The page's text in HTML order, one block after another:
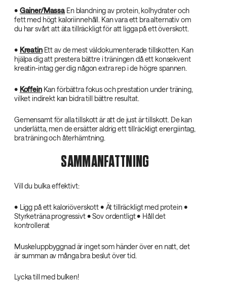
• Gainer/Massa En blandning av protein, kolhydrater och
fett med högt kaloriinnehåll. Kan vara ett bra alternativ om
du har svårt att äta tillräckligt för att ligga på ett överskott.
• KreatinEtt av de mest väldokumenterade tillskotten. Kan
hjälpa dig att prestera bättre i träningen då ett konsekvent
kreatin-intag ger dig någon extra rep i de högre spannen.
• KoffeinKan förbättra fokus och prestation under träning,
vilket indirekt kan bidra till bättre resultat.
Gemensamt för alla tillskott är att de just är tillskott. De kan
underlätta, men de ersätter aldrig ett tillräckligt energiintag,
bra träning och återhämtning.
SAMMANFATTNING
Vill du bulka effektivt:
• Ligg på ett kaloriöverskott • Ät tillräckligt med protein •
Styrketräna progressivt • Sov ordentligt • Håll det
kontrollerat
Muskeluppbyggnad är inget som händer över en natt, det
är summan av många bra beslut över tid.
Lycka till med bulken!